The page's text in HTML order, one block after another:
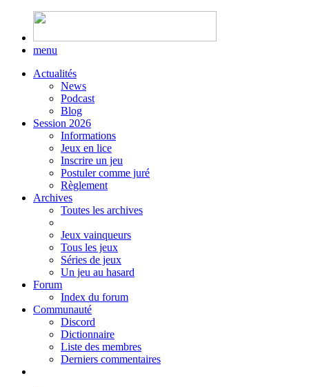
menu
Actualités
News
Podcast
Blog
Session 2026
Informations
Jeux en lice
Inscrire un jeu
Postuler comme juré
Règlement
Archives
Toutes les archives
Jeux vainqueurs
Tous les jeux
Séries de jeux
Un jeu au hasard
Forum
Index du forum
Communauté
Discord
Dictionnaire
Liste des membres
Derniers commentaires